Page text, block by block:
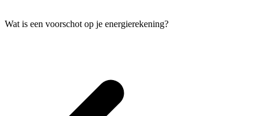
Wat is een voorschot op je energierekening?